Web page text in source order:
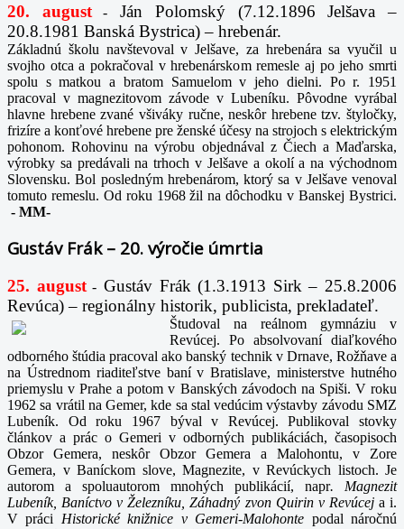
20. august-
Ján Polomský (7.12.1896 Jelšava –
20.8.1981 Banská Bystrica) – hrebenár.
Základnú školu navštevoval v Jelšave, za hrebenára sa vyučil u
svojho otca a pokračoval v hrebenárskom remesle aj po jeho smrti
spolu s matkou a bratom Samuelom v jeho dielni. Po r. 1951
pracoval v magnezitovom závode v Lubeníku. Pôvodne vyrábal
hlavne hrebene zvané všiváky ručne, neskôr hrebene tzv. štyločky,
frizíre a konťové hrebene pre ženské účesy na strojoch s elektrickým
pohonom. Rohovinu na výrobu objednával z Čiech a Maďarska,
výrobky sa predávali na trhoch v Jelšave a okolí a na východnom
Slovensku. Bol posledným hrebenárom, ktorý sa v Jelšave venoval
tomuto remeslu. Od roku 1968 žil na dôchodku v Banskej Bystrici.
- MM-
Gustáv Frák – 20. výročie úmrtia
25. august- Gustáv Frák (1.3.1913 Sirk – 25.8.2006
Revúca) – regionálny historik, publicista, prekladateľ.
Študoval na reálnom gymnáziu v
Revúcej. Po absolvovaní diaľkového
odborného štúdia pracoval ako banský technik v Drnave, Rožňave a
na Ústrednom riaditeľstve baní v Bratislave, ministerstve hutného
priemyslu v Prahe a potom v Banských závodoch na Spiši. V roku
1962 sa vrátil na Gemer, kde sa stal vedúcim výstavby závodu SMZ
Lubeník. Od roku 1967 býval v Revúcej. Publikoval stovky
článkov a prác o Gemeri v odborných publikáciách, časopisoch
Obzor Gemera, neskôr Obzor Gemera a Malohontu, v Zore
Gemera, v Baníckom slove, Magnezite, v Revúckych listoch. Je
autorom a spoluautorom mnohých publikácií, napr. Magnezit
Lubeník, Baníctvo v Železníku, Záhadný zvon Quirin v Revúcej a i.
V práci Historické knižnice v Gemeri-Malohonte podal náročnú